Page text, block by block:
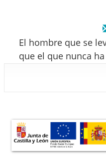
El hombre que se
que el que nunca